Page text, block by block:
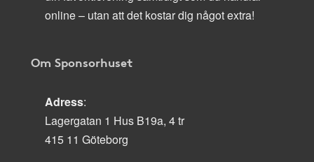
online – utan att det kostar dig något extra!
Om Sponsorhuset
Adress:
Lagergatan 1 Hus B19a, 4 tr
415 11 Göteborg